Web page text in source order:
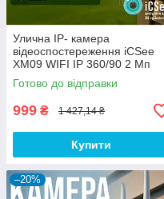
Улична IP- камера
відеоспостереження iCSee
XM09 WIFI IP 360/90 2 Мп
поворотна з віддаленим
доступом
Готово до відправки
999 ₴ 1 427,14 ₴
Купити
–20%